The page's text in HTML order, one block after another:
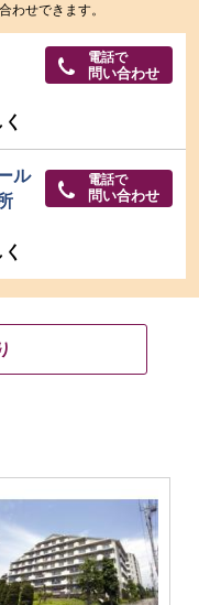
わせできます。
電話で
問い合わせ
ル
電話で
問い合わせ